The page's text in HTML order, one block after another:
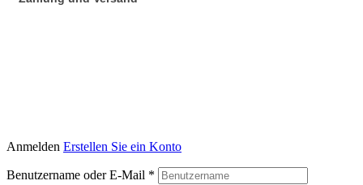
Anmelden Erstellen Sie ein Konto
Benutzername oder E-Mail *